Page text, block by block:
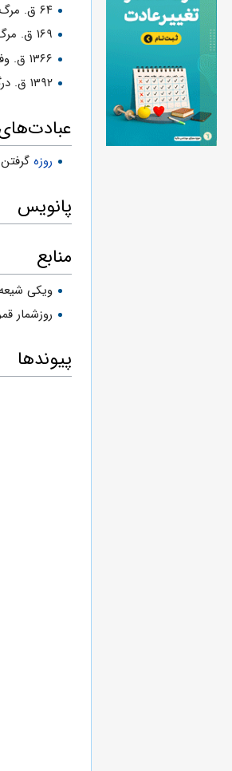
۶۴ ق. مرگ "
۱۶۹ ق. مرگ "
۱۳۶۶ ق. وفات "
۱۳۹۲ ق. درگذشت "
روزه
پانویس
منابع
ویکی
روزشمار
پیوندها